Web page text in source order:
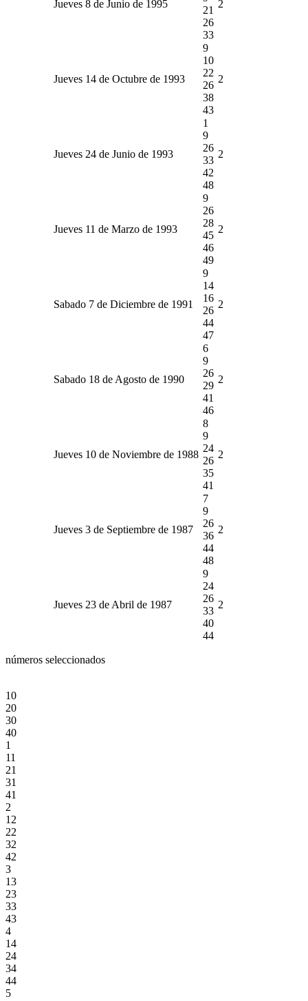
Jueves 8 de Junio de 1995
21
26
33
2
Jueves 14 de Octubre de 1993
9
10
22
26
38
43
2
Jueves 24 de Junio de 1993
1
9
26
33
42
48
2
Jueves 11 de Marzo de 1993
9
26
28
45
46
49
2
Sabado 7 de Diciembre de 1991
9
14
16
26
44
47
2
Sabado 18 de Agosto de 1990
6
9
26
29
41
46
2
Jueves 10 de Noviembre de 1988
8
9
24
26
35
41
2
Jueves 3 de Septiembre de 1987
7
9
26
36
44
48
2
Jueves 23 de Abril de 1987
9
24
26
33
40
44
2
números seleccionados
10
20
30
40
1
11
21
31
41
2
12
22
32
42
3
13
23
33
43
4
14
24
34
44
5